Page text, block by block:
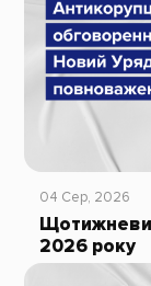
04 Сер, 2026
2026 року